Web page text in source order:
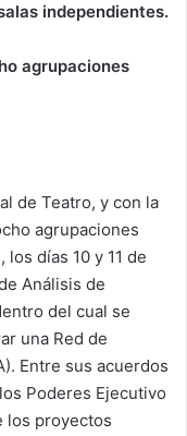
independientes.
agrupaciones
de Teatro, y con la
agrupaciones
días 10 y 11 de
Análisis de
del cual se
una Red de
Entre sus acuerdos
Poderes Ejecutivo
los proyectos